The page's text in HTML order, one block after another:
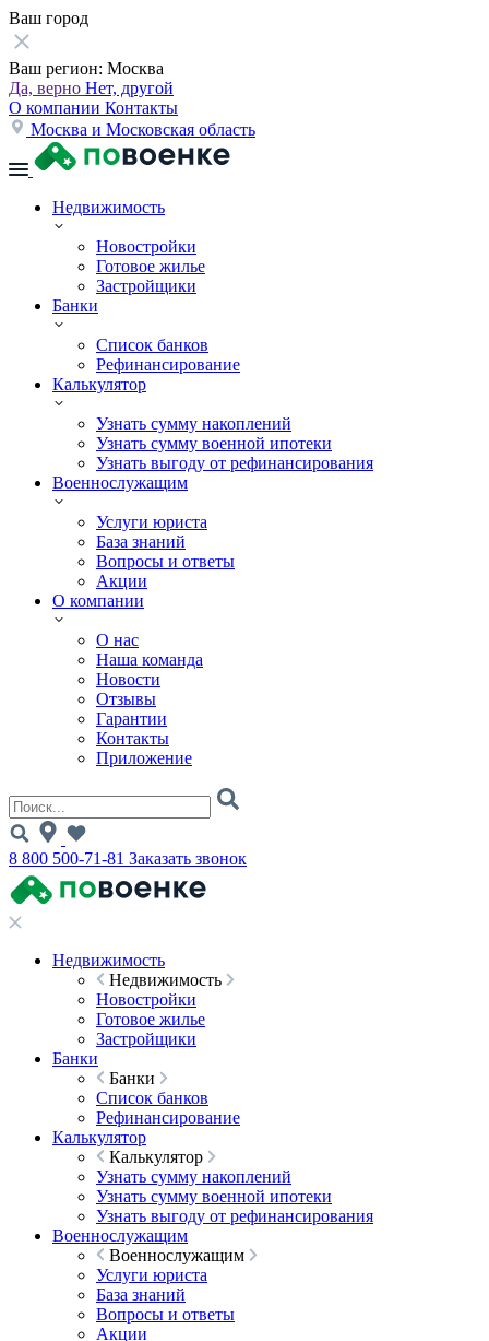
Ваш город
Ваш регион: Москва
Да, верно Нет, другой
О компании Контакты
Москва и Московская область
Недвижимость
Новостройки
Готовое жилье
Застройщики
Банки
Список банков
Рефинансирование
Калькулятор
Узнать сумму накоплений
Узнать сумму военной ипотеки
Узнать выгоду от рефинансирования
Военнослужащим
Услуги юриста
База знаний
Вопросы и ответы
Акции
О компании
О нас
Наша команда
Новости
Отзывы
Гарантии
Контакты
Приложение
8 800 500-71-81 Заказать звонок
Недвижимость
Недвижимость
Новостройки
Готовое жилье
Застройщики
Банки
Банки
Список банков
Рефинансирование
Калькулятор
Калькулятор
Узнать сумму накоплений
Узнать сумму военной ипотеки
Узнать выгоду от рефинансирования
Военнослужащим
Военнослужащим
Услуги юриста
База знаний
Вопросы и ответы
Акции